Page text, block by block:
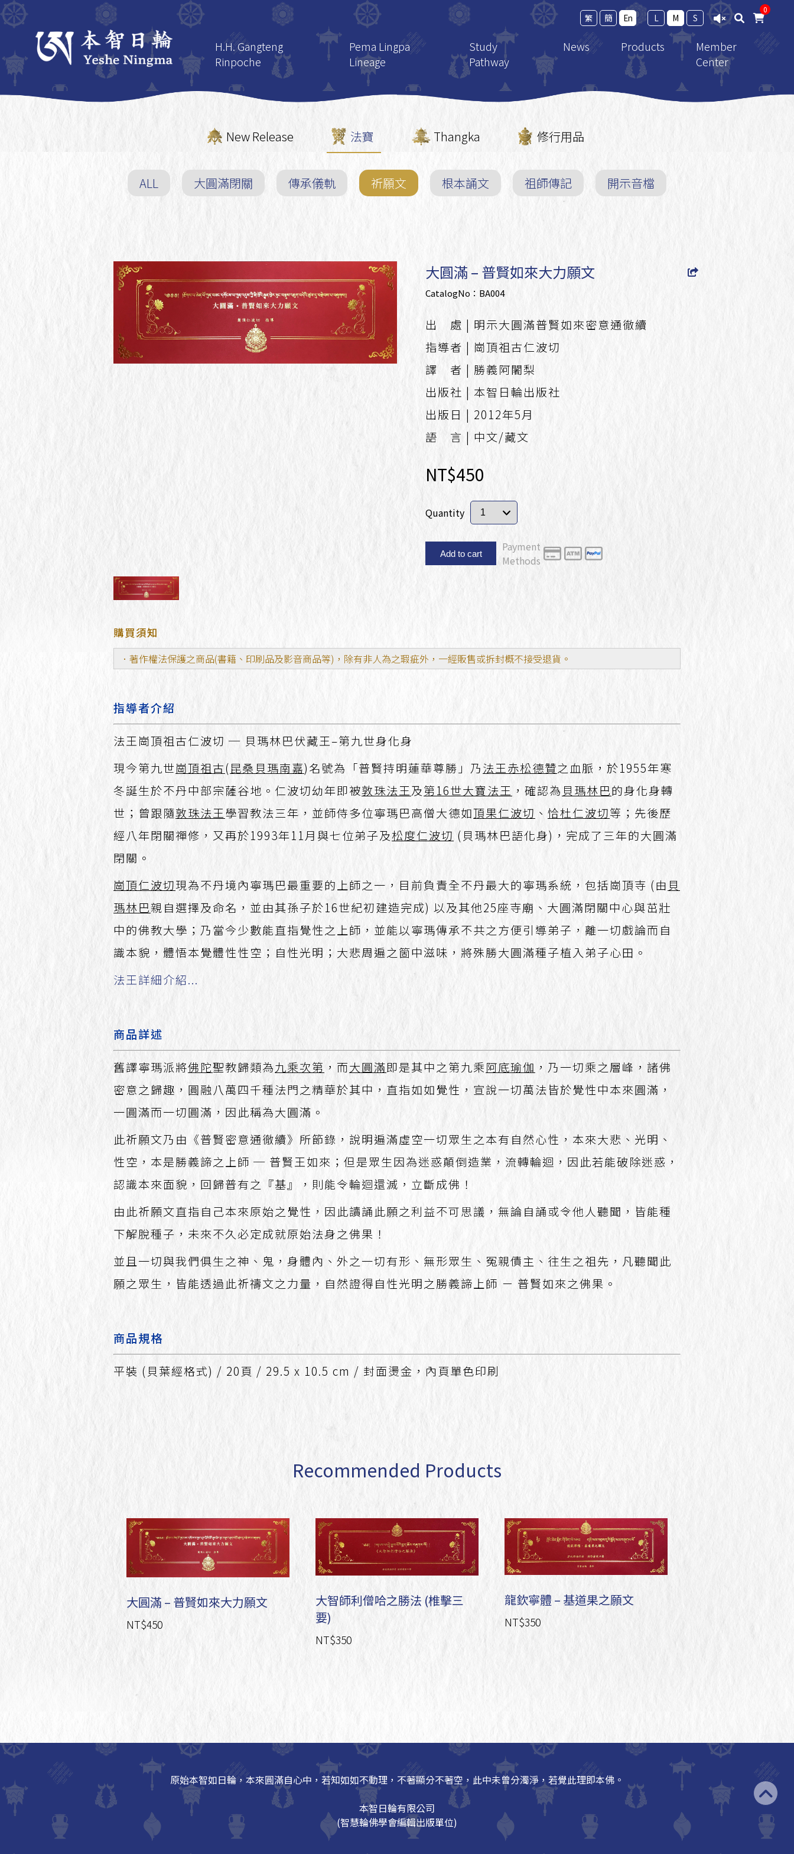
H.H. Gangteng
Rinpoche
H.H. Gangteng Tulku
Rinpoche
The Life Story of
H.H. Gangteng Tulku
The Enlightened
Activities of H.H.
Pema Lingpa
Lineage
Lineage Masters
Treasure Revealers
Precious Treasure
Teachings
Lineage Sadhanas
Blessed Amrita Pills
Study
Pathway
Learning Framework
How to Join the
Group
News
Calendar
Events
Reports
Products
New Release
修行用品
Shopping Guide
Member
Center
Member Login
繁 簡 En L M S
0
New Release 法寶 Thangka 修行用品
ALL 大圓滿閉關 傳承儀軌 祈願文 根本誦文 祖師傳記 開示音檔
大圓滿 – 普賢如來大力願文
CatalogNo：BA004
出 處 | 明示大圓滿普賢如來密意通徹續
指導者 | 崗頂祖古仁波切
譯 者 | 勝義阿闍梨
出版社 | 本智日輪出版社
出版日 | 2012年5月
語 言 | 中文/藏文
NT$450
Quantity
Add to cart
Payment
Methods
購買須知
．著作權法保護之商品(書籍、印刷品及影音商品等)，除有非人為之瑕疵外，一經販售或拆封概不接受退貨。
指導者介紹
法王崗頂祖古仁波切 ─ 貝瑪林巴伏藏王–第九世身化身
現今第九世崗頂祖古(昆桑貝瑪南嘉)名號為「普賢持明蓮華尊勝」乃法王赤松德贊之血脈，於1955年寒
冬誕生於不丹中部宗薩谷地。仁波切幼年即被敦珠法王及第16世大寶法王 ，確認為 貝瑪林巴的身化身轉
世；曾跟隨敦珠法王學習教法三年，並師侍多位寧瑪巴高僧大德如頂果仁波切 、 恰杜仁波切等；先後歷
經八年閉關禪修，又再於1993年11月與七位弟子及松度仁波切 (貝瑪林巴語化身)，完成了三年的大圓滿
閉關。
崗頂仁波切現為不丹境內寧瑪巴最重要的上師之一，目前負責全不丹最大的寧瑪系統，包括崗頂寺 (由 貝
瑪林巴親自選擇及命名，並由其孫子於16世紀初建造完成) 以及其他25座寺廟、大圓滿閉關中心與茁壯
中的佛教大學；乃當今少數能直指覺性之上師，並能以寧瑪傳承不共之方便引導弟子，離一切戲論而自
識本貌，體悟本覺體性性空；自性光明；大悲周遍之箇中滋味，將殊勝大圓滿種子植入弟子心田。
法王詳細介紹...
商品詳述
舊譯寧瑪派將佛陀聖教歸類為九乘次第 ，而大圓滿即是其中之第九乘阿底瑜伽 ，乃一切乘之層峰，諸佛
密意之歸趣，圓融八萬四千種法門之精華於其中，直指如如覺性，宣說一切萬法皆於覺性中本來圓滿，
一圓滿而一切圓滿，因此稱為大圓滿。
此祈願文乃由《普賢密意通徹續》所節錄，說明遍滿虛空一切眾生之本有自然心性，本來大悲、光明、
性空，本是勝義諦之上師 ─ 普賢王如來；但是眾生因為迷惑顛倒造業，流轉輪迴，因此若能破除迷惑，
認識本來面貌，回歸普有之『基』，則能令輪迴還滅，立斷成佛！
由此祈願文直指自己本來原始之覺性，因此讀誦此願之利益不可思議，無論自誦或令他人聽聞，皆能種
下解脫種子，未來不久必定成就原始法身之佛果！
並且一切與我們俱生之神、鬼，身體內、外之一切有形、無形眾生、冤親債主、往生之祖先，凡聽聞此
願之眾生，皆能透過此祈禱文之力量，自然證得自性光明之勝義諦上師 － 普賢如來之佛果。
商品規格
平裝 (貝葉經格式) / 20頁 / 29.5 x 10.5 cm / 封面燙金，內頁單色印刷
Recommended Products
大圓滿 – 普賢如來大力願文
NT$450
大智師利僧哈之勝法 (椎擊三
要)
NT$350
龍欽寧體 – 基道果之願文
NT$350
原始本智如日輪，本來圓滿自心中，若知如如不動理，不著顯分不著空，此中未曾分濁淨，若覺此理即本佛。
本智日輪有限公司
(智慧輪佛學會編輯出版單位)